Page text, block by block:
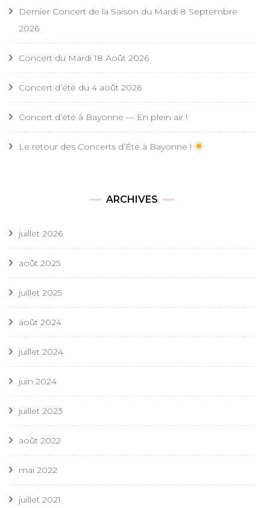
Dernier Concert de la Saison du Mardi 8 Septembre
2026
Concert du Mardi 18 Août 2026
Concert d’été du 4 août 2026
Concert d’été à Bayonne — En plein air !
Le retour des Concerts d’Été à Bayonne !
ARCHIVES
juillet 2026
août 2025
juillet 2025
août 2024
juillet 2024
juin 2024
juillet 2023
août 2022
mai 2022
juillet 2021